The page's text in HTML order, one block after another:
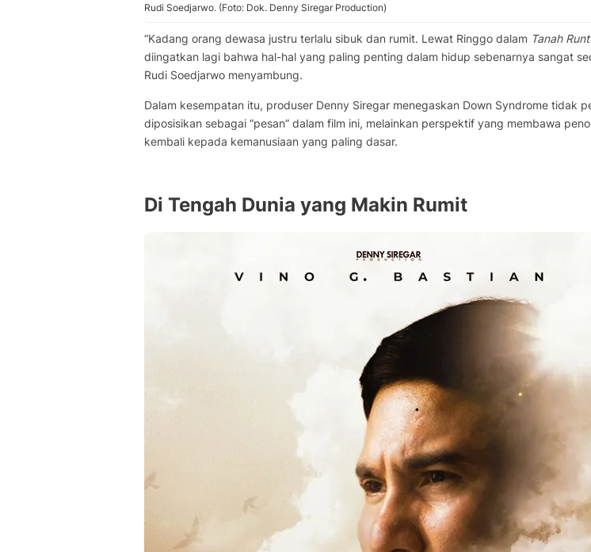
Rudi Soedjarwo. (Foto: Dok. Denny Siregar Production)
“Kadang orang dewasa justru terlalu sibuk dan rumit. Lewat Ringgo dalam Tanah
diingatkan lagi bahwa hal-hal yang paling penting dalam hidup sebenarnya sangat
Rudi Soedjarwo menyambung.
Dalam kesempatan itu, produser Denny Siregar menegaskan Down Syndrome tidak
diposisikan sebagai “pesan” dalam film ini, melainkan perspektif yang membawa
kembali kepada kemanusiaan yang paling dasar.
Di Tengah Dunia yang Makin Rumit